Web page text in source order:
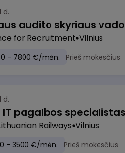
d.
audito skyriaus
for Recruitment Vilnius
- 7800 €/mėn. Prieš mokesčius
d.
IT pagalbos
Railways Vilnius
- 3500 €/mėn. Prieš mokesčius